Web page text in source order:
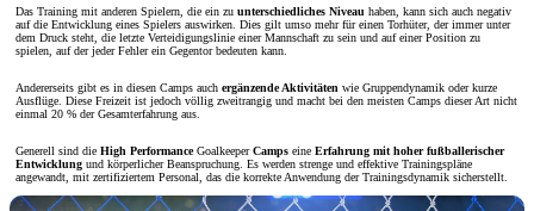
Das Training mit anderen Spielern, die ein zu unterschiedliches Niveau haben, kann sich auch negativ
auf die Entwicklung eines Spielers auswirken. Dies gilt umso mehr für einen Torhüter, der immer unter
dem Druck steht, die letzte Verteidigungslinie einer Mannschaft zu sein und auf einer Position zu
spielen, auf der jeder Fehler ein Gegentor bedeuten kann.
Andererseits gibt es in diesen Camps auch ergänzende Aktivitäten wie Gruppendynamik oder kurze
Ausflüge. Diese Freizeit ist jedoch völlig zweitrangig und macht bei den meisten Camps dieser Art nicht
einmal 20 % der Gesamterfahrung aus.
Generell sind die High PerformanceGoalkeeperCamps eine Erfahrung mit hoher fußballerischer
Entwicklung und körperlicher Beanspruchung. Es werden strenge und effektive Trainingspläne
angewandt, mit zertifiziertem Personal, das die korrekte Anwendung der Trainingsdynamik sicherstellt.